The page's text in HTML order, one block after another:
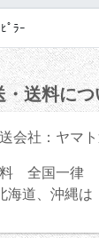
ﾟﾗｰ
・送料につ
会社：ヤマト
全国一律
海道、沖縄